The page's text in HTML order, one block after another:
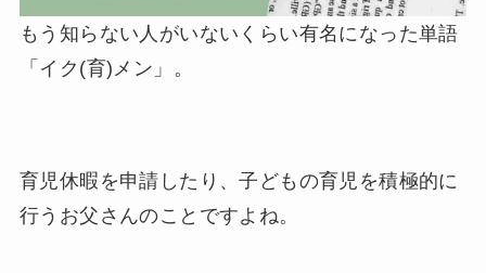
もう知らない人がいないくらい有名になった単語
「イク(育)メン」 。
育児休暇を申請したり、子どもの育児を積極的に
行うお父さんのことですよね。